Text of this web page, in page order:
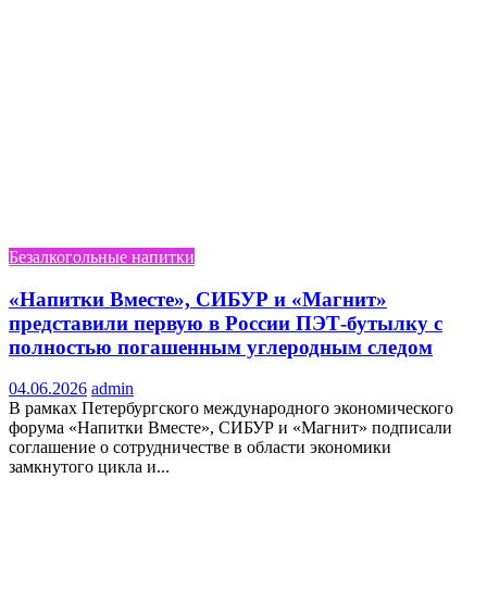
Безалкогольные напитки
«Напитки Вместе», СИБУР и «Магнит»
представили первую в России ПЭТ-бутылку с
полностью погашенным углеродным следом
04.06.2026 admin
В рамках Петербургского международного экономического
форума «Напитки Вместе», СИБУР и «Магнит» подписали
соглашение о сотрудничестве в области экономики
замкнутого цикла и...